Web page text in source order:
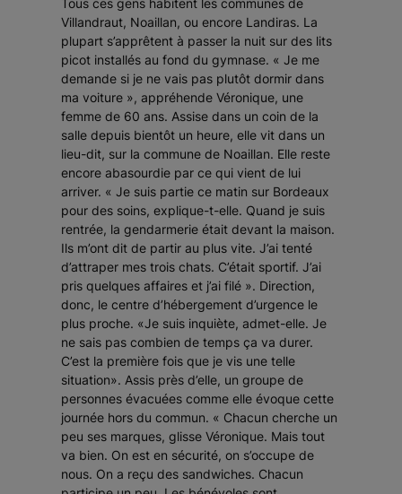
Tous ces gens habitent les communes de
Villandraut, Noaillan, ou encore Landiras. La
plupart s’apprêtent à passer la nuit sur des lits
picot installés au fond du gymnase. « Je me
demande si je ne vais pas plutôt dormir dans
ma voiture », appréhende Véronique, une
femme de 60 ans. Assise dans un coin de la
salle depuis bientôt un heure, elle vit dans un
lieu-dit, sur la commune de Noaillan. Elle reste
encore abasourdie par ce qui vient de lui
arriver. « Je suis partie ce matin sur Bordeaux
pour des soins, explique-t-elle. Quand je suis
rentrée, la gendarmerie était devant la maison.
Ils m’ont dit de partir au plus vite. J’ai tenté
d’attraper mes trois chats. C’était sportif. J’ai
pris quelques affaires et j’ai filé ». Direction,
donc, le centre d’hébergement d’urgence le
plus proche. «Je suis inquiète, admet-elle. Je
ne sais pas combien de temps ça va durer.
C’est la première fois que je vis une telle
situation». Assis près d’elle, un groupe de
personnes évacuées comme elle évoque cette
journée hors du commun. « Chacun cherche un
peu ses marques, glisse Véronique. Mais tout
va bien. On est en sécurité, on s’occupe de
nous. On a reçu des sandwiches. Chacun